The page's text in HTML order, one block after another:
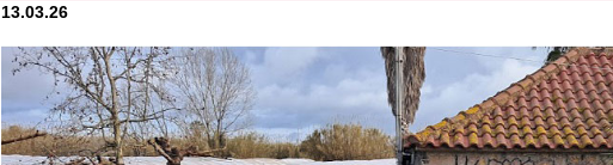
13.03.26